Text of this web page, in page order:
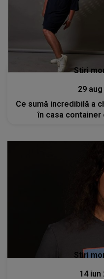
Stiri
29
Ce sumă incredibilă a
în casa container
Stiri
14 iun